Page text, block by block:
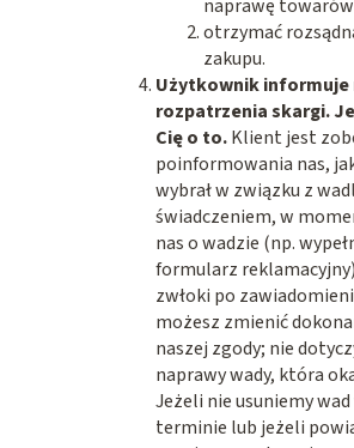
naprawę
otrzymać
zakupu.
Użytkownik informuje
rozpatrzenia skargi.
Cię o to.Klient jest
poinformowania nas,
wybrał w związku z
świadczeniem, w
nas o wadzie (np.
formularz
zwłoki po
możesz zmienić
naszej zgody; nie
naprawy wady, która
Jeżeli nie usuniemy
terminie lub jeżeli